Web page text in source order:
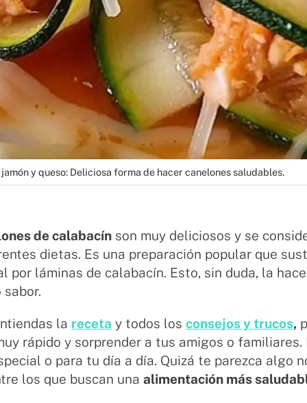
y queso: Deliciosa forma de hacer canelones saludables.
de calabacín son muy deliciosos y se
dietas. Es una preparación popular que
por láminas de calabacín. Esto, sin duda, la
sabor.
la receta y todos losconsejos y trucos,
rápido y sorprender a tus amigos o
o para tu día a día. Quizá te parezca algo
los que buscan unaalimentación más